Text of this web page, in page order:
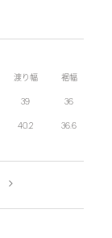
渡り幅 裾幅
39 36
40.2 36.6